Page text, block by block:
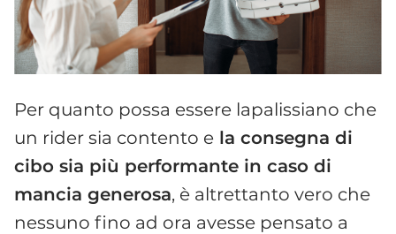
Per quanto possa essere lapalissiano che
un rider sia contento e la consegna di
cibo sia più performante in caso di
mancia generosa, è altrettanto vero che
nessuno fino ad ora avesse pensato a